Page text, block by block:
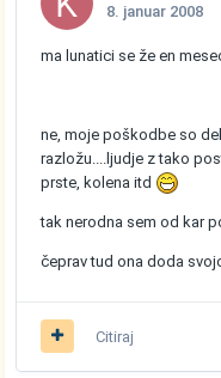
8. januar 2008
ma lunatici se že en
ne, moje poškodbe so
razložu....ljudje z tako
prste, kolena itd
tak nerodna sem od kar
čeprav tud ona doda
Citiraj